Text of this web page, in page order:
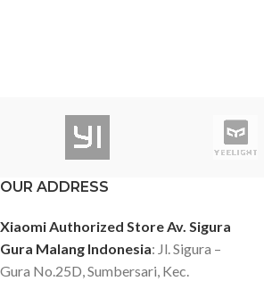
saat membersihkan rumah. Pinhole
Stainless Steel Filter Filter yang
membuat kotoran dapat tersaring
menjadi lebih bersih. 2-in-1 Function
Selain dapat digunakan untuk
OUR ADDRESS
Xiaomi Authorized Store Av. Sigura
Gura Malang Indonesia: Jl. Sigura –
Gura No.25D, Sumbersari, Kec.